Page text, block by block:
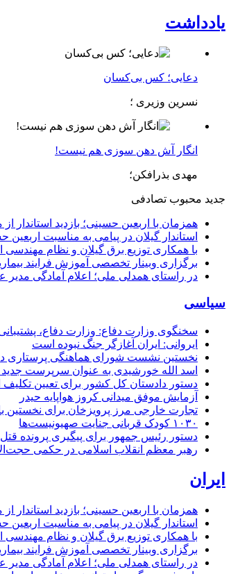
یادداشت
دعایی؛ کس بی‌کسان
نسرین وزیری ؛
انگار آش دهن سوزی هم نیست!
مهدی بذرافکن؛
جدید محبوب تصادفی
همزمان با اربعین حسینی؛ بازدید استاندار
استاندار گیلان در پیامی به مناسبت
با همکاری توزیع برق گیلان و نظام
برگزاری وبینار تخصصی آموزش فرایند
در راستای همدلی ملی؛ اعلام آمادگی
سیاسی
سخنگوی وزارت دفاع: وزارت دفاع،
ایروانی: ایران آغازگر جنگ نبوده است
نخستین نشست شورای هماهنگی پرستاری
اسد الله خورشیدی به عنوان سرپرست
دستور دادستان کل کشور برای تعیین تکلیف
آزمایش موفق میدانی کروز هواپایه حیدر
تجارت خارجی مرز پرویزخان برای نخستین
۱۰۳۰ کودک قربانی جنایت صهیونیست‌ها
دستور رئیس جمهور برای پیگیری پرونده
رهبر معظم انقلاب اسلامی در حکمی
ایران
همزمان با اربعین حسینی؛ بازدید استاندار
استاندار گیلان در پیامی به مناسبت
با همکاری توزیع برق گیلان و نظام
برگزاری وبینار تخصصی آموزش فرایند
در راستای همدلی ملی؛ اعلام آمادگی